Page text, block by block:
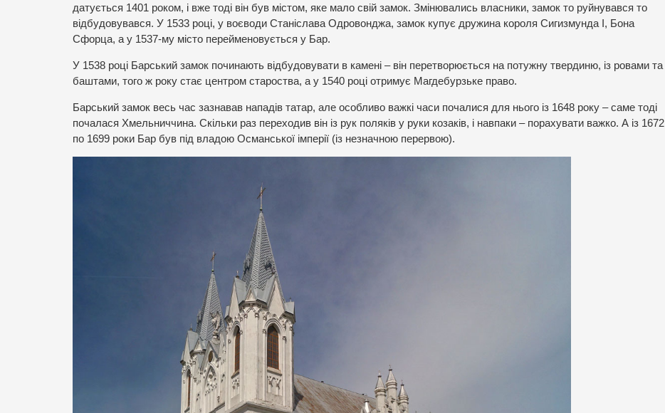
датується 1401 роком, і вже тоді він був містом, яке мало свій замок. Змінювались власники, замок то руйнувався то
відбудовувався. У 1533 році, у воєводи Станіслава Одровонджа, замок купує дружина короля Сигизмунда І, Бона
Сфорца, а у 1537-му місто перейменовується у Бар.
У 1538 році Барський замок починають відбудовувати в камені – він перетворюється на потужну твердиню, із ровами та
баштами, того ж року стає центром староства, а у 1540 році отримує Магдебурзьке право.
Барський замок весь час зазнавав нападів татар, але особливо важкі часи почалися для нього із 1648 року – саме тоді
почалася Хмельниччина. Скільки раз переходив він із рук поляків у руки козаків, і навпаки – порахувати важко. А із 1672
по 1699 роки Бар був під владою Османської імперії (із незначною перервою).